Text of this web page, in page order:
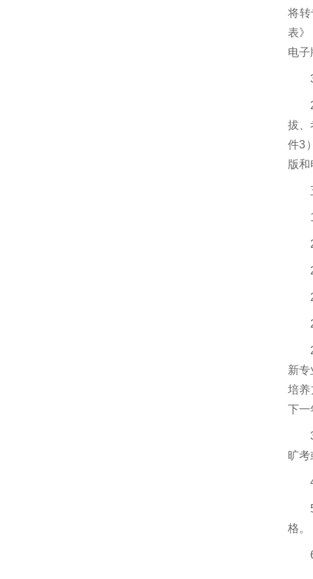
将
表》
电
拔、
件3
版
新
培养
下一
旷
格。